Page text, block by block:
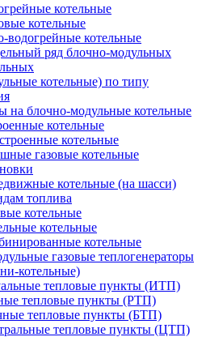
котельные
котельные
водогрейные котельные
ряд блочно-модульных
котельные) по типу
на блочно-модульные котельные
котельные
котельные
газовые котельные
котельные (на шасси)
топлива
котельные
котельные
котельные
газовые теплогенераторы
котельные)
тепловые пункты (ИТП)
тепловые пункты (РТП)
тепловые пункты (БТП)
тепловые пункты (ЦТП)